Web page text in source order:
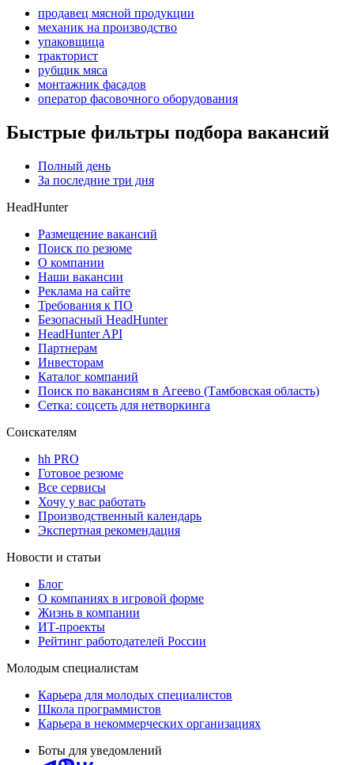
продавец мясной продукции
механик на производство
упаковщица
тракторист
рубщик мяса
монтажник фасадов
оператор фасовочного оборудования
Быстрые фильтры подбора вакансий
Полный день
За последние три дня
HeadHunter
Размещение вакансий
Поиск по резюме
О компании
Наши вакансии
Реклама на сайте
Требования к ПО
Безопасный HeadHunter
HeadHunter API
Партнерам
Инвесторам
Каталог компаний
Поиск по вакансиям в Агеево (Тамбовская область)
Сетка: соцсеть для нетворкинга
Соискателям
hh PRO
Готовое резюме
Все сервисы
Хочу у вас работать
Производственный календарь
Экспертная рекомендация
Новости и статьи
Блог
О компаниях в игровой форме
Жизнь в компании
ИТ-проекты
Рейтинг работодателей России
Молодым специалистам
Карьера для молодых специалистов
Школа программистов
Карьера в некоммерческих организациях
Боты для уведомлений